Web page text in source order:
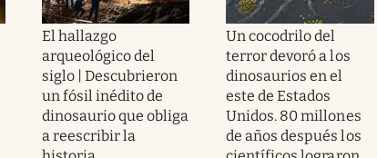
El hallazgo
arqueológico del
siglo | Descubrieron
un fósil inédito de
dinosaurio que obliga
a reescribir la
Un cocodrilo del
terror devoró a los
dinosaurios en el
este de Estados
Unidos. 80 millones
de años después los